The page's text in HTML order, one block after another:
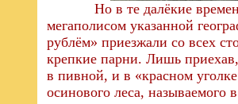
Но в те далёкие
мегаполисом указанной
рублём» приезжали со всех
крепкие парни. Лишь
в пивной, и в «красном
осинового леса, называемого